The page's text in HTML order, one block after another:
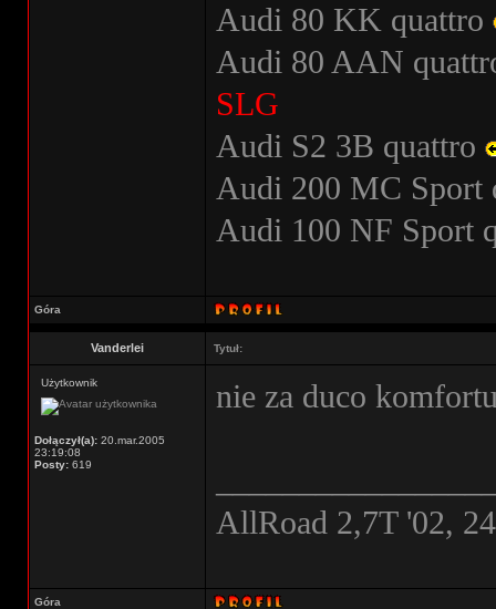
Audi 80 KK quattro
Audi 80 AAN
SLG
Audi S2 3B quattro
Audi 200 MC Sport
Audi 100 NF Sport
Góra
Vanderlei Tytuł:
Użytkownik
Dołączył(a): 20.mar.2005
23:19:08
Posty: 619
nie za duco
AllRoad 2,7T '02,
Góra